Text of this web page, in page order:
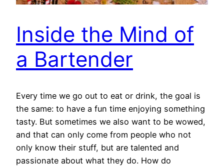
Inside the Mind of
a Bartender
Every time we go out to eat or drink, the goal is
the same: to have a fun time enjoying something
tasty. But sometimes we also want to be wowed,
and that can only come from people who not
only know their stuff, but are talented and
passionate about what they do. How do